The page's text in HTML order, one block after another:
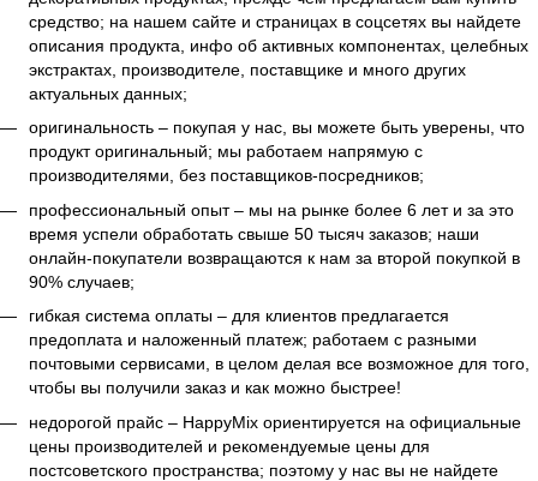
средство; на нашем сайте и страницах в соцсетях вы найдете
описания продукта, инфо об активных компонентах, целебных
экстрактах, производителе, поставщике и много других
актуальных данных;
оригинальность – покупая у нас, вы можете быть уверены, что
продукт оригинальный; мы работаем напрямую с
производителями, без поставщиков-посредников;
профессиональный опыт – мы на рынке более 6 лет и за это
время успели обработать свыше 50 тысяч заказов; наши
онлайн-покупатели возвращаются к нам за второй покупкой в
90% случаев;
гибкая система оплаты – для клиентов предлагается
предоплата и наложенный платеж; работаем с разными
почтовыми сервисами, в целом делая все возможное для того,
чтобы вы получили заказ и как можно быстрее!
недорогой прайс – HappyMix ориентируется на официальные
цены производителей и рекомендуемые цены для
постсоветского пространства; поэтому у нас вы не найдете